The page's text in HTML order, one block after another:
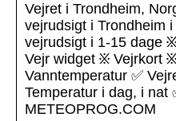
Vejret i Trondheim,
vejrudsigt i Trondheim
vejrudsigt i 1-15 dage
Vejr widget ፠ Vejrkort
Vanntemperatur ✅
Temperatur i dag, i nat
METEOPROG.COM